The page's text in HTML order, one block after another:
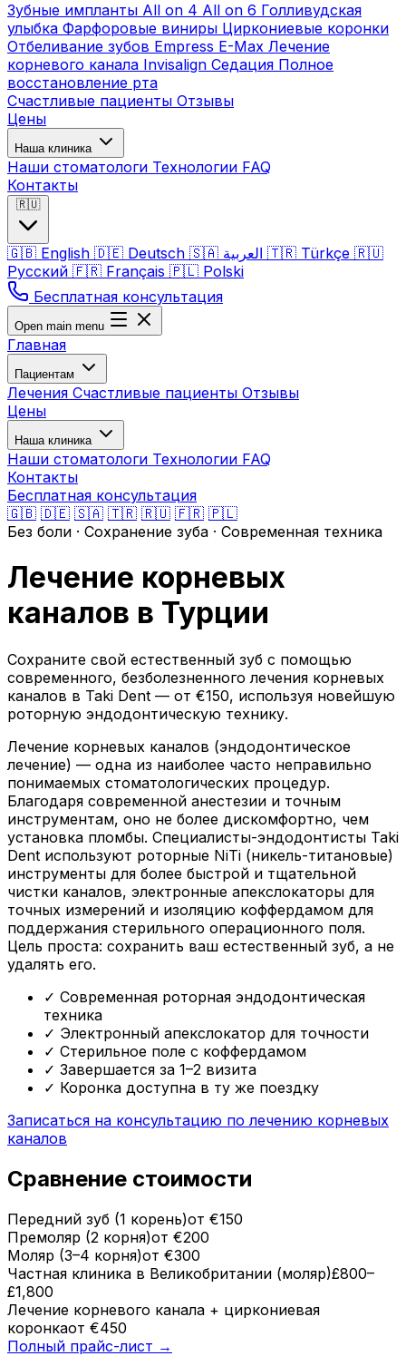
Зубные импланты All on 4 All on 6 Голливудская
улыбка Фарфоровые виниры Циркониевые коронки
Отбеливание зубов Empress E-Max Лечение
корневого канала Invisalign Седация Полное
восстановление рта
Счастливые пациенты Отзывы
Цены
Наша клиника
Наши стоматологи Технологии FAQ
Контакты
🇷🇺
🇬🇧 English 🇩🇪 Deutsch 🇸🇦 🇹🇷 Türkçe 🇷🇺
Русский 🇫🇷 Français 🇵🇱 Polski
Бесплатная консультация
Open main menu
Главная
Пациентам
Лечения Счастливые пациенты Отзывы
Цены
Наша клиника
Наши стоматологи Технологии FAQ
Контакты
Бесплатная консультация
🇬🇧 🇩🇪 🇸🇦 🇹🇷 🇷🇺 🇫🇷 🇵🇱
Без боли · Сохранение зуба · Современная техника
Лечение корневых
каналов в Турции
Сохраните свой естественный зуб с помощью
современного, безболезненного лечения корневых
каналов в Taki Dent — от €150, используя новейшую
роторную эндодонтическую технику.
Лечение корневых каналов (эндодонтическое
лечение) — одна из наиболее часто неправильно
понимаемых стоматологических процедур.
Благодаря современной анестезии и точным
инструментам, оно не более дискомфортно, чем
установка пломбы. Специалисты-эндодонтисты Taki
Dent используют роторные NiTi (никель-титановые)
инструменты для более быстрой и тщательной
чистки каналов, электронные апекслокаторы для
точных измерений и изоляцию коффердамом для
поддержания стерильного операционного поля.
Цель проста: сохранить ваш естественный зуб, а не
удалять его.
✓ Современная роторная эндодонтическая
техника
✓ Электронный апекслокатор для точности
✓ Стерильное поле с коффердамом
✓ Завершается за 1–2 визита
✓ Коронка доступна в ту же поездку
Записаться на консультацию по лечению корневых
каналов
Сравнение стоимости
Передний зуб (1 корень)от €150
Премоляр (2 корня)от €200
Моляр (3–4 корня)от €300
Частная клиника в Великобритании (моляр)£800–
£1,800
Лечение корневого канала + циркониевая
коронкаот €450
Полный прайс-лист →